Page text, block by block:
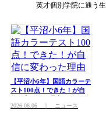
英才個別学院に通う
【平沼小6年】国語カラーテ
スト100点！できた！が自
2026.08.06 ｜ ニュース